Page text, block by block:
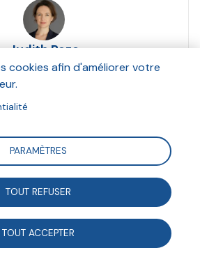
Judith Roze
Et Nils Pedersen
culture tient une place
les Objectifs de développement
une citoyenneté active et durable
d’une inclusion économique et
cookies afin d'améliorer votre
PARAMÈTRES
TOUT REFUSER
TOUT ACCEPTER